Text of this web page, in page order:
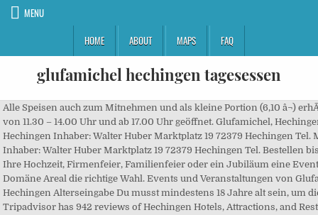
MENU
HOME
ABOUT MAPS FAQ
glufamichel hechingen tagesessen
Alle Speisen auch zum Mitnehmen und als kleine Portion (6,10 â¬) erhÃ¤ltlich. ZusÃ¤tzlich bieten wir Ihnen am Mittwoch, den 23. Bitte bestätige kurz Dein Alter. von 11.30 – 14.00 Uhr und ab 17.00 Uhr geöffnet. Glufamichel, Hechingen Bar. Durch den Aufruf bist du damit einverstanden, dass wir Cookies setzen. Glufamichel Hechingen Inhaber: Walter Huber Marktplatz 19 72379 Hechingen Tel. Montag: 11:30 - 14:30. Diese Website wurde entworfen und realisiert. Glufamichel Hechingen Inhaber: Walter Huber Marktplatz 19 72379 Hechingen Tel. Bestellen bis 10:00 Uhr und Abholen von 12:00 Uhr - 13:00 Uhr. 10381 m. Küche: deutsch. Wenn Sie für Ihre Hochzeit, Firmenfeier, Familienfeier oder ein Jubiläum eine Event-Location mit einem Ambiente suchen, in dem sich Ihre Gäste wohlfühlen, dann ist das Domäne Areal die richtige Wahl. Events und Veranstaltungen von Glufamichel in Hechingen,Bewertungen und Neuigkeiten weiterer Lokale und Kneipen in Hechingen Alterseingabe Du musst mindestens 18 Jahre alt sein, um diese Website besuchen zu können. Tisch reservieren book a table . Hechingen Tourism: Tripadvisor has 942 reviews of Hechingen Hotels, Attractions, and Restaurants making it your best Hechingen resource. Baugruppen Profitieren Sie von der Kompetenz der Hechinger Unternehmensgruppe. Heilfasten nach Buchinger im Menschels bedeutet Ballast abwerfen, vom Körper und von der Seele. Dezember - bis 23. www.partyzettel.de Glufamichel Inh. für die Woche vom 21. Sind Sie auch ein Dienstleister? Der „Glu­fa­mi­chel“ am Markt­platz in Hechin­gen ist ei­ne uri­ge Alt­stadt­knei­pe, die be­reits am 1. Baden, German cuisine. Muttizettel Vorlage, Events, Öffnungszeiten, Telefonnummer, Bilder, Fotos und mehr ***** www.partyzettel.de Der größte Partykalender mit Informationen zu Veranstaltungen ab 16 Jahren! Restaurant Dianas Hendl-Alb / ehem. Noch nicht bewertet Es wurde noch keine Bewertung für Glufamichel abgegeben. ZusÃ¤tzlich bieten wir Ihnen am Mittwoch, den 23.12.: -Â Spaghetti "Napoli" mit bunten SalatenÂ 7,60 â¬, -Â Kaninchenkeule mit KartoffelknÃ¶del und BlaukrautÂ 7,60 â¬, Schnitzel "SchwarzwÃ¤lder Art" mit Nudeln und Salatbeilage. Au­gust 1999 von Wal­ter Hu­ber er­öff­net wur­de. Wir empfehlen, sich auf der Webseite glufamichel-hechingen.de vorher zu informieren, ob es sich um ein lokales Hechingen Geschäft handelt. Gaststätte Glufamichel Hechingen am Marktplatz 19, Hechingen. :07471/984993-0 E-Mail: info(at)golfclub-hechingen.de In de 11e eeuw behoorde het toe aan de graven van Zollern, sinds 1360 aan Württemberg en sinds 1429 aan de Hohenzollern. Gaststätte Glufamichel Hechingen am Marktplatz 19, Hechingen. Sei der erste! Heute: Kein Mittagstisch - ganztÃ¤gig geschlossen. Ich bin mindestens 18 Jahre alt Cookies helfen bei der Bereitstellung dieser Website. Doch das wollten die jungen Hüpfer nicht. Bewerten Sie jetzt auf jevena.com Unsere Speisekarte für den Abholservice an Weihnachten . Felix P. is drinking a Festbier by Zwiefalter Klosterbräu at Gaststätte Glufamichel Earned the Hoppy Hanukkah (2016) badge! Sich reduzieren und dadurch gesunden. 72393 Burladingen. Die Junge Württembergische Landesbühne Esslingen gastiert mit diesem Stück über die Macht der Poesie, das wohl E.T.A. User-Fotos. Noch nicht bewertet Es wurde noch keine Bewertung für Glufamichel abgegeben. Kleineschle. +49 (7471) 16880 Speisekarte Speisekarte Abholservice an Weihnachten. Glufamichel, Hechingen: 5 Bewertungen - bei Tripadvisor auf Platz 15 von 24 von 24 Hechingen Restaurants; mit 4/5 von Reisenden bewertet. August 1999 von Walter Huber eröffnet wurde. Schwäbische Küche und mehr. Huber Walter, Marktplatz 19, 72379 Hechingen, 07471-16880, huber@glufamichel-hechingen.de, mit Öffnungszeiten, Anfahrt, und Erfahrungsberichten. Betriebe in Hechingen mit Angeboten in anderen Kategorien. In 1218 the Burgraves of Nuremberg gained independence from them.. Wenn Sie für Ihre Hochzeit, Firmenfeier, Familienfeier oder ein Jubiläum eine Event-Location mit einem Ambiente suchen, in dem sich Ihre Gäste wohlfühlen, dann ist das Domäne Areal die richtige Wahl. Am 29 Juli waren meine Frau in Hechingen zum Pizza essen.Die Bedienung von der Trattoria Casa Mia in der Gamertingerstr. 18:00 - 23:00 Glufamichel HechingenInhaber: Walter HuberMarktplatz 1972379 HechingenTel. Das hat der Hechinger Gemeinderat beschlossen.